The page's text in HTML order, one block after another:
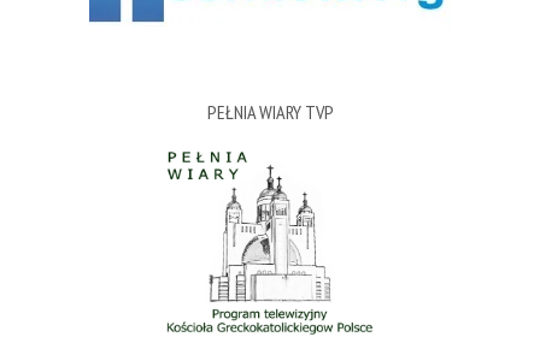
PEŁNIA WIARY TVP